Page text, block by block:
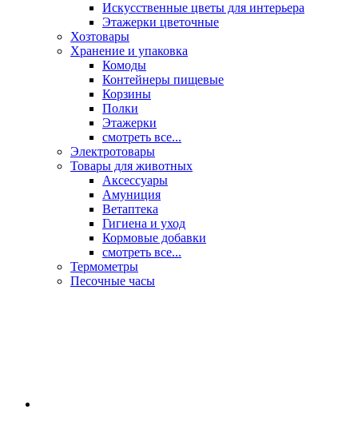
Искусственные цветы для интерьера
Этажерки цветочные
Хозтовары
Хранение и упаковка
Комоды
Контейнеры пищевые
Корзины
Полки
Этажерки
смотреть все...
Электротовары
Товары для животных
Аксессуары
Амуниция
Ветаптека
Гигиена и уход
Кормовые добавки
смотреть все...
Термометры
Песочные часы